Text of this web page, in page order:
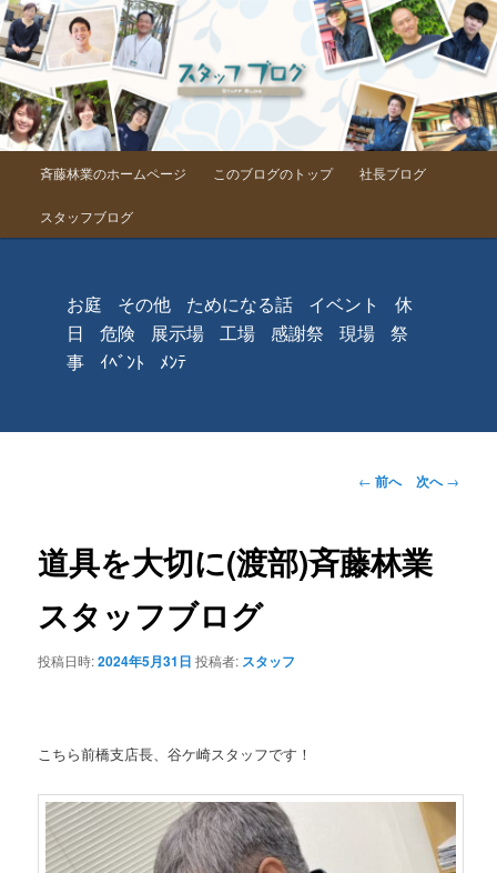
メインメニュー
メインコンテンツへ移動
斉藤林業のホームページ このブログのトップ 社長ブログ
スタッフブログ
お庭 その他 ためになる話 イベント
休
日
危険 展示場 工場 感謝祭 現場
祭
事
ｲﾍﾞﾝﾄ ﾒﾝﾃ
投稿ナビゲーシ
← 前へ 次へ→
道具を大切に(渡部)斉藤林業
スタッフブログ
投稿日時:2024年5月31日 投稿者: スタッフ
こちら前橋支店長、谷ケ崎スタッフです！